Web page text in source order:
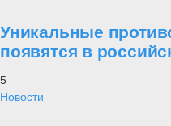
Уникальные
появятся в
5
Новости